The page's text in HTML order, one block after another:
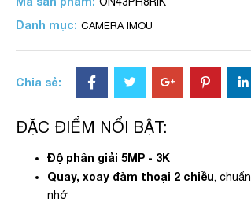
Danh mục: CAMERA IMOU
Chia sẻ:
ĐẶC ĐIỂM NỔI BẬT:
Độ phân giải 5MP - 3K
Quay, xoay đàm thoại 2 chiều,
nhớ